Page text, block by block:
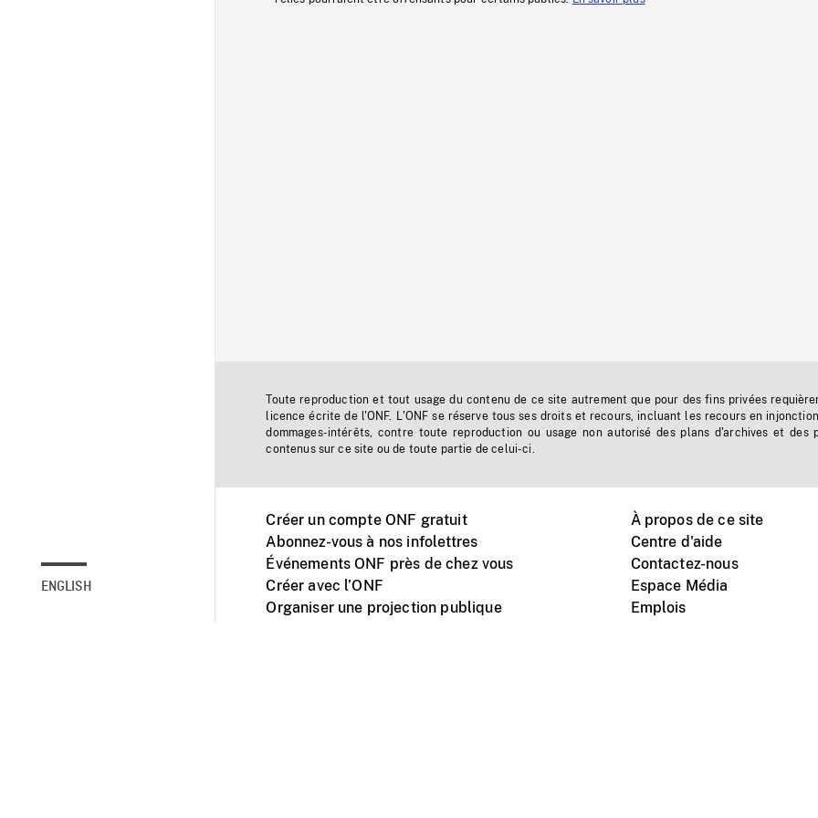
ENGLISH
Toute reproduction et tout usage du contenu de ce site autrement que pour des fins privées
licence écrite de l'ONF. L'ONF se réserve tous ses droits et recours, incluant les recours en
dommages-intérêts, contre toute reproduction ou usage non autorisé des plans d'archives et des
contenus sur ce site ou de toute partie de celui-ci.
Créer un compte ONF gratuit
Abonnez-vous à nos infolettres
Événements ONF près de chez vous
Créer avec l’ONF
Organiser une projection publique
À propos de ce site
Centre d'aide
Contactez-nous
Espace Média
Emplois